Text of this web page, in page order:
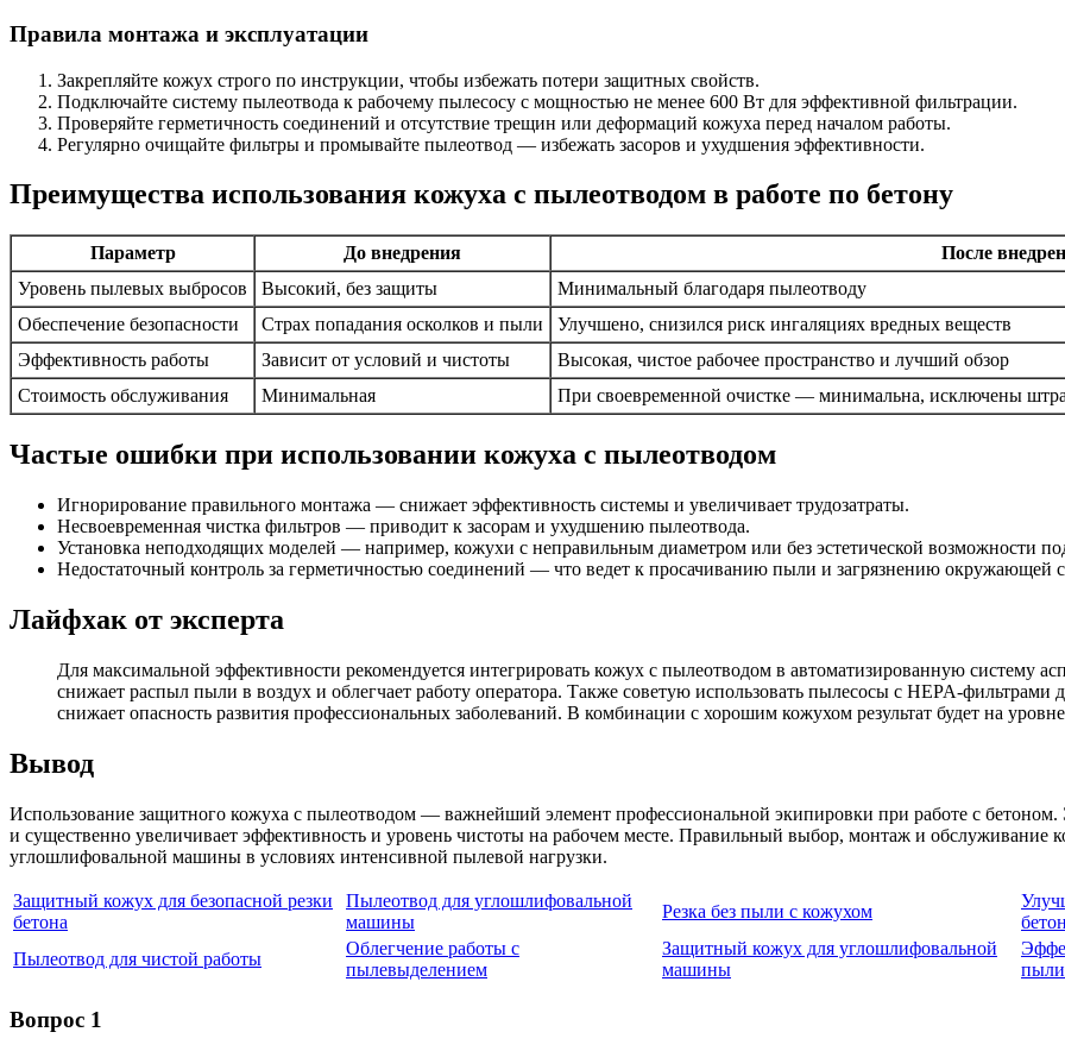
Правила монтажа и эксплуатации
Закрепляйте кожух строго по инструкции, чтобы избежать потери защитных свойств.
Подключайте систему пылеотвода к рабочему пылесосу с мощностью не менее 600 Вт для эффективной фильтрации.
Проверяйте герметичность соединений и отсутствие трещин или деформаций кожуха перед началом работы.
Регулярно очищайте фильтры и промывайте пылеотвод — избежать засоров и ухудшения эффективности.
Преимущества использования кожуха с пылеотводом в работе по бетону
Параметр До внедрения
После
Уровень пылевых выбросов
Высокий, без защиты
Минимальный благодаря пылеотводу
Обеспечение безопасности
Страх попадания осколков и пыли
Улучшено, снизился риск ингаляциях вредных веществ
Эффективность работы
Зависит от условий и чистоты
Высокая, чистое рабочее пространство и лучший обзор
Стоимость обслуживания
Минимальная При своевременной очистке — минимальна, исключены
Частые ошибки при использовании кожуха с пылеотводом
Игнорирование правильного монтажа — снижает эффективность системы и увеличивает трудозатраты.
Несвоевременная чистка фильтров — приводит к засорам и ухудшению пылеотвода.
Установка неподходящих моделей — например, кожухи с неправильным диаметром или без эстетической возможности
Недостаточный контроль за герметичностью соединений — что ведет к просачиванию пыли и загрязнению окружающей
Лайфхак от эксперта
Для максимальной эффективности рекомендуется интегрировать кожух с пылеотводом в автоматизированную систему
снижает распыл пыли в воздух и облегчает работу оператора. Также советую использовать пылесосы с HEPA-
снижает опасность развития профессиональных заболеваний. В комбинации с хорошим кожухом результат будет на
Вывод
Использование защитного кожуха с пылеотводом — важнейший элемент профессиональной экипировки при работе с бетоном.
и существенно увеличивает эффективность и уровень чистоты на рабочем месте. Правильный выбор, монтаж и
углошлифовальной машины в условиях интенсивной пылевой нагрузки.
Защитный кожух для безопасной резки
бетона
Пылеотвод для углошлифовальной
машины
Резка без пыли с кожухом
Пылеотвод для чистой работы
Облегчение работы с
пылевыделением
Защитный кожух для углошлифовальной
машины
пыли
Вопрос 1